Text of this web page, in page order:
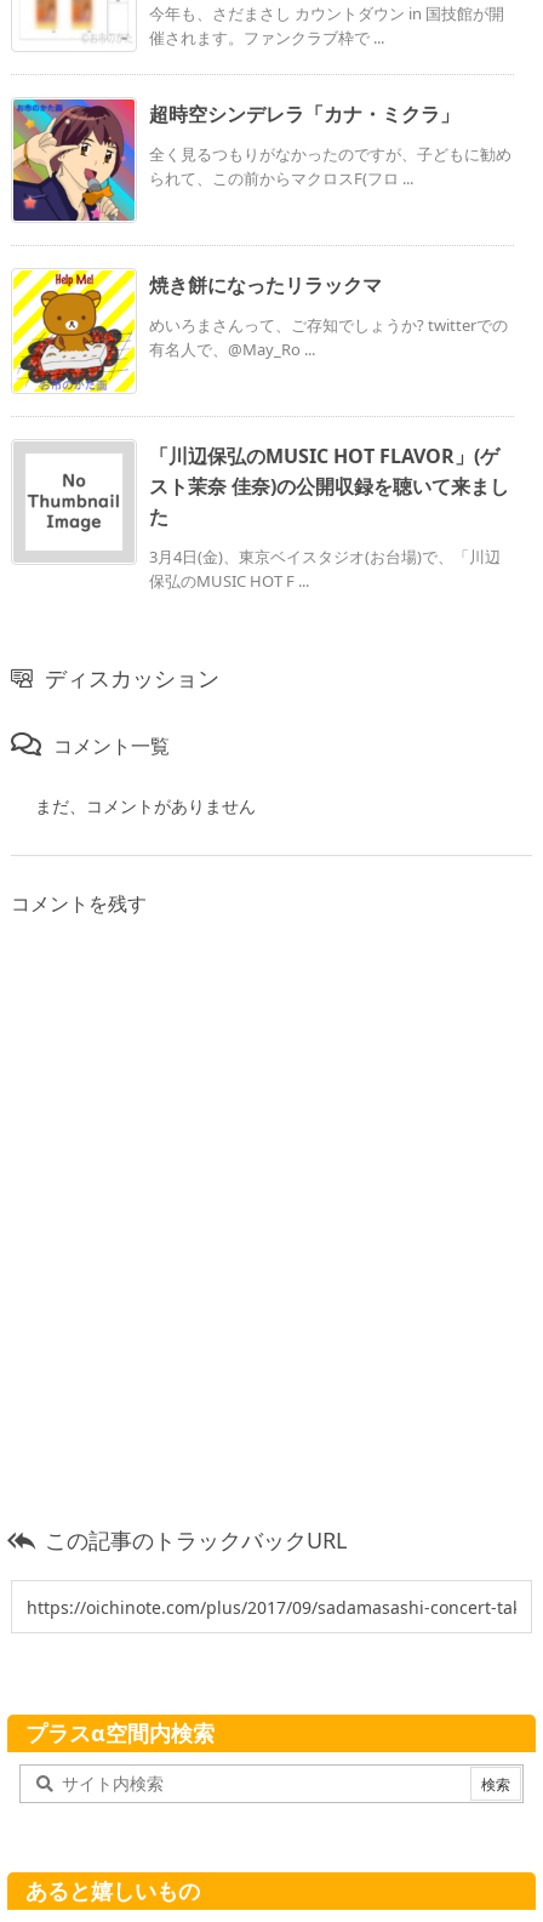
今年も、さだまさし カウントダウン in 国技館が開
催されます。ファンクラブ枠で ...
超時空シンデレラ「カナ・ミクラ」
全く見るつもりがなかったのですが、子どもに勧め
られて、この前からマクロスF(フロ ...
焼き餅になったリラックマ
めいろまさんって、ご存知でしょうか? twitterでの
有名人で、@May_Ro ...
「川辺保弘のMUSIC HOT FLAVOR」(ゲ
スト茉奈 佳奈)の公開収録を聴いて来まし
た
3月4日(金)、東京ベイスタジオ(お台場)で、「川辺
保弘のMUSIC HOT F ...
ディスカッション
コメント一覧
まだ、コメントがありません
コメントを残す
 この記事のトラックバックURL
プラスα空間内検索
あると嬉しいもの